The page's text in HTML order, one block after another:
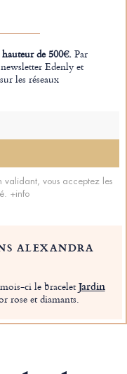
de 500€.Par
Edenly et
les réseaux
validant, vous acceptez les
+info
ALEXANDRA
ci le braceletJardin
rose et diamants.